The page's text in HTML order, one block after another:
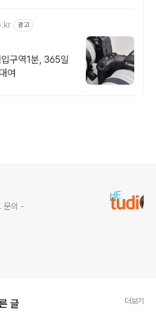
광고
구역1분, 365일
여
글 더보기